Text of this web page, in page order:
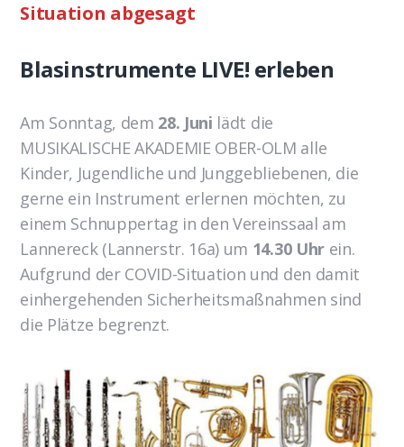
Situation abgesagt
Blasinstrumente LIVE! erleben
Am Sonntag, dem 28. Juni lädt die
MUSIKALISCHE AKADEMIE OBER-OLM alle
Kinder, Jugendliche und Junggebliebenen, die
gerne ein Instrument erlernen möchten, zu
einem Schnuppertag in den Vereinssaal am
Lannereck (Lannerstr. 16a) um 14.30 Uhr ein.
Aufgrund der COVID-Situation und den damit
einhergehenden Sicherheitsmaßnahmen sind
die Plätze begrenzt.